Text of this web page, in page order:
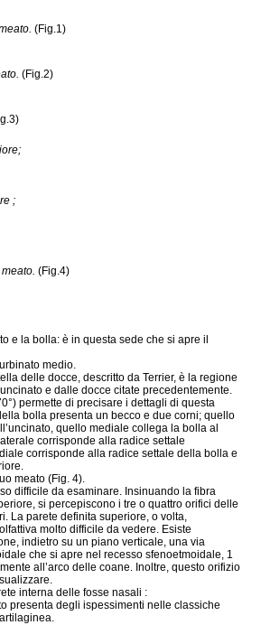
(Fig.1)
(Fig.2)
;
(Fig.4)
e la bolla: è in questa sede che si apre il
medio.
delle docce, descritto da Terrier, è la regione
e dalle docce citate precedentemente.
permette di precisare i dettagli di questa
bolla presenta un becco e due corni; quello
quello mediale collega la bolla al
corrisponde alla radice settale
corrisponde alla radice settale della bolla e
meato (Fig. 4).
difficile da esaminare. Insinuando la fibra
si percepiscono i tre o quattro orifici delle
La parete definita superiore, o volta,
molto difficile da vedere. Esiste
indietro su un piano verticale, una via
che si apre nel recesso sfenoetmoidale, 1
all’arco delle coane. Inoltre, questo orifizio
interna delle fosse nasali :
presenta degli ispessimenti nelle classiche